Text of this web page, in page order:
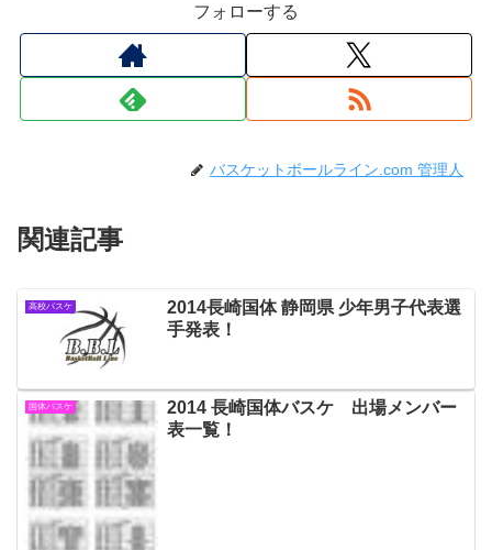
フォローする
バスケットボールライン.com 管理人
関連記事
高校バスケ
2014長崎国体 静岡県 少年男子代表選
手発表！
国体バスケ
2014 長崎国体バスケ 出場メンバー
表一覧！